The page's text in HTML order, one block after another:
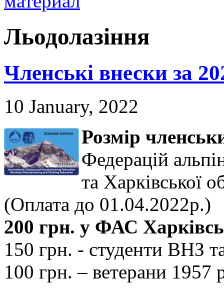
Льодолазіння
Членські внески за
10 January, 2022
Розмір
Федерацій
та Харківської
(Оплата до 01.04.2022р.)
200 грн. у ФАС
150 грн. - студенти ВНЗ
100 грн. – ветерани 1957